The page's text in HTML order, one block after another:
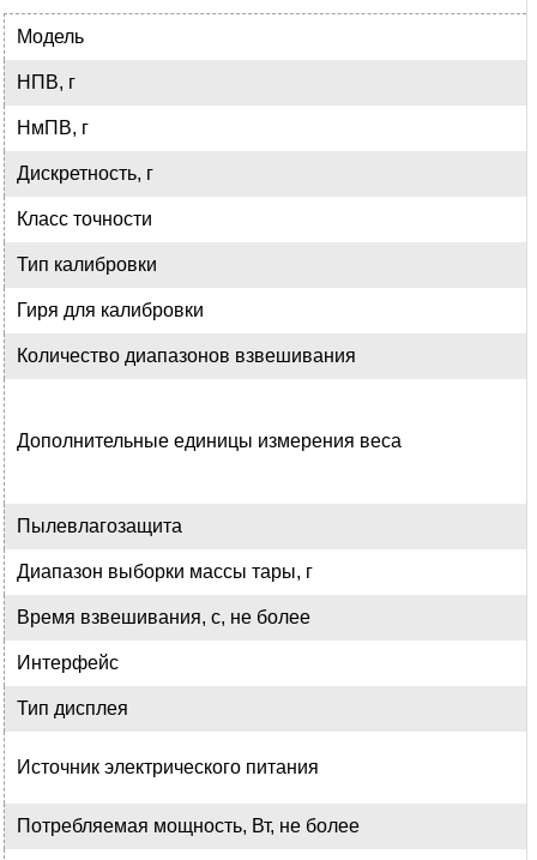
Модель
НПВ, г
НмПВ, г
Дискретность, г
Класс точности
Тип калибровки
Гиря для калибровки
Количество диапазонов взвешивания
Дополнительные единицы измерения веса
Пылевлагозащита
Диапазон выборки массы тары, г
Время взвешивания, с, не более
Интерфейс
Тип дисплея
Источник электрического питания
Потребляемая мощность, Вт, не более